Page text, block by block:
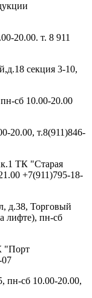
20.00. т. 8 911
секция 3-10,
сб 10.00-20.00
20.00, т.8(911)846-
ТК "Старая
+7(911)795-18-
д.38, Торговый
лифте), пн-сб
"Порт
пн-сб 10.00-20.00,